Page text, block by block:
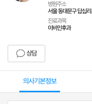
병원주소
서울 동대문구 답십
진료과목
이비인후과
상담
의사기본정보